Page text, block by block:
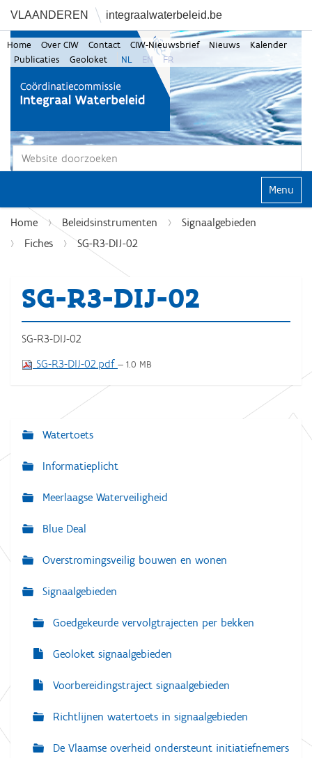
VLAANDEREN integraalwaterbeleid.be
Zoek
Home Over CIW Contact CIW-Nieuwsbrief Nieuws
Kalender
Publicaties
Geoloket NL EN FR
Klap
Home Beleidsinstrumenten
Signaalgebieden
Fiches
SG-R3-DIJ-02
SG-R3-DIJ-02
SG-R3-DIJ-02
SG-R3-DIJ-02.pdf — 1.0 MB
N
a
i
g
t
Watertoets
Informatieplicht
Meerlaagse Waterveiligheid
Blue Deal
Overstromingsveilig bouwen en wonen
Signaalgebieden
Goedgekeurde vervolgtrajecten per bekken
Geoloket signaalgebieden
Voorbereidingstraject signaalgebieden
Richtlijnen watertoets in signaalgebieden
De Vlaamse overheid ondersteunt initiatiefnemers